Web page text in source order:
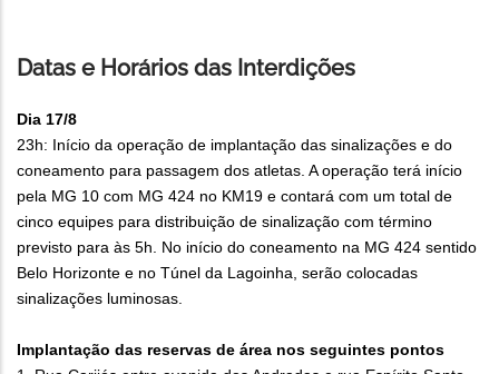
Datas e Horários das Interdições
Dia 17/8
23h: Início da operação de implantação das sinalizações e do
coneamento para passagem dos atletas. A operação terá início
pela MG 10 com MG 424 no KM19 e contará com um total de
cinco equipes para distribuição de sinalização com término
previsto para às 5h. No início do coneamento na MG 424 sentido
Belo Horizonte e no Túnel da Lagoinha, serão colocadas
sinalizações luminosas.
Implantação das reservas de área nos seguintes pontos